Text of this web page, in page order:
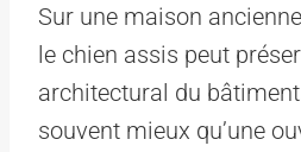
Sur une maison
le chien assis peut
architectural du
souvent mieux qu’une